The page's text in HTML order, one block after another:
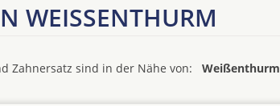
Zahnersatz sind in der Nähe von: Weißenthurm